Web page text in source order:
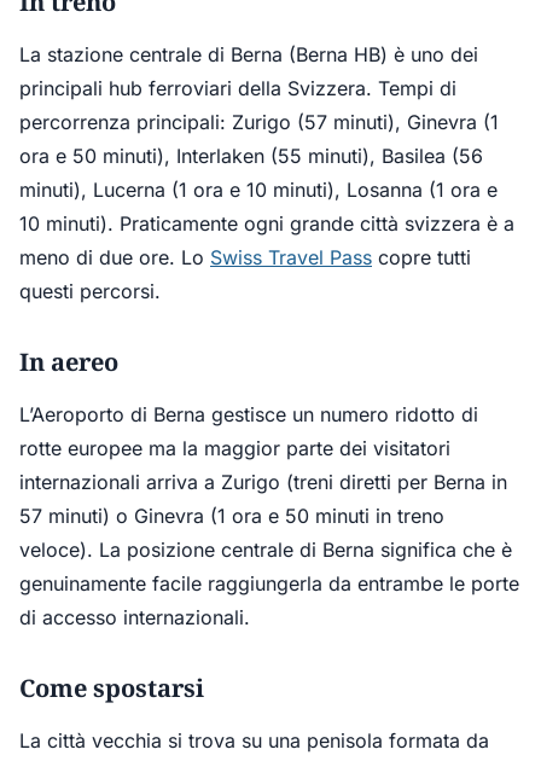
La stazione centrale di Berna (Berna HB) è uno dei
principali hub ferroviari della Svizzera. Tempi di
percorrenza principali: Zurigo (57 minuti), Ginevra (1
ora e 50 minuti), Interlaken (55 minuti), Basilea (56
minuti), Lucerna (1 ora e 10 minuti), Losanna (1 ora e
10 minuti). Praticamente ogni grande città svizzera è a
meno di due ore. Lo Swiss Travel Pass copre tutti
questi percorsi.
In aereo
L’Aeroporto di Berna gestisce un numero ridotto di
rotte europee ma la maggior parte dei visitatori
internazionali arriva a Zurigo (treni diretti per Berna in
57 minuti) o Ginevra (1 ora e 50 minuti in treno
veloce). La posizione centrale di Berna significa che è
genuinamente facile raggiungerla da entrambe le porte
di accesso internazionali.
Come spostarsi
La città vecchia si trova su una penisola formata da